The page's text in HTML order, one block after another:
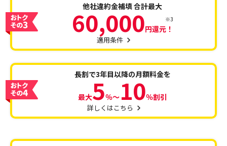
他社違約金補填合計最大
60,000円還元！
※3
適用条件
長割で3年目以降の月額料金を
最大5％～10％割引
詳しくはこちら